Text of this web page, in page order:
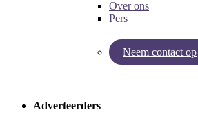
Over ons
Pers
Neem contact op
Try our pregnancy
Adverteerders